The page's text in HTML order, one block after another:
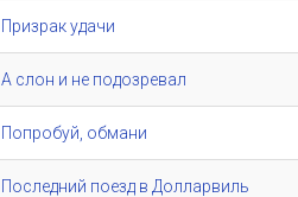
Призрак удачи
А слон и не подозревал
Попробуй, обмани
Последний поезд в Долларвиль